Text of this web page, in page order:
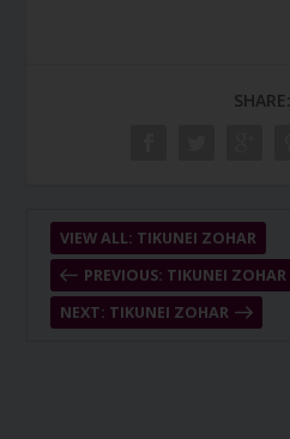
SHARE:
PREVIOUS: TIKUNEI ZOHAR
VIEW ALL: TIKUNEI ZOHAR
NEXT: TIKUNEI ZOHAR